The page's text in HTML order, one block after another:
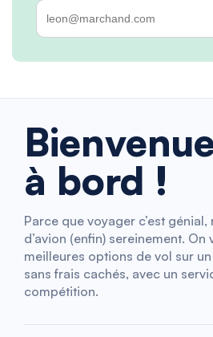
à bord !
Parce que voyager c’est
d’avion (enfin) sereinement.
meilleures options de vol sur
sans frais cachés, avec un
compétition.